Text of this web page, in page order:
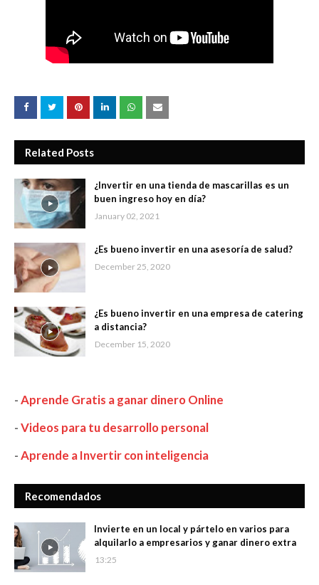
Related Posts
¿Invertir en una tienda de mascarillas es un
buen ingreso hoy en día?
January 02, 2021
¿Es bueno invertir en una asesoría de salud?
December 25, 2020
¿Es bueno invertir en una empresa de catering
a distancia?
December 15, 2020
-Aprende Gratis a ganar dinero Online
-Videos para tu desarrollo personal
-Aprende a Invertir con inteligencia
Recomendados
Invierte en un local y pártelo en varios para
alquilarlo a empresarios y ganar dinero extra
13:25